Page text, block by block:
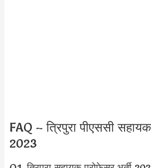
FAQ – त्रिपुरा पीएससी
2023